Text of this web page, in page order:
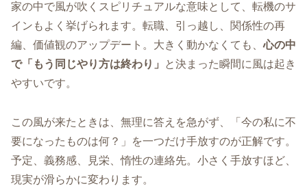
家の中で風が吹くスピリチュアルな意味として、転機のサ
インもよく挙げられます。転職、引っ越し、関係性の再
編、価値観のアップデート。大きく動かなくても、心の中
で「もう同じやり方は終わり」
と決まった瞬間に風は起き
やすいです。
この風が来たときは、無理に答えを急がず、「今の私に不
要になったものは何？」を一つだけ手放すのが正解です。
予定、義務感、見栄、惰性の連絡先。小さく手放すほど、
現実が滑らかに変わります。